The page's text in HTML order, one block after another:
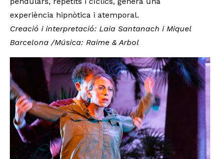
experiència hipnòtica i atemporal.
Creació i interpretació: Laia Santanach i Miquel
Barcelona /Música: Raime & Arbol